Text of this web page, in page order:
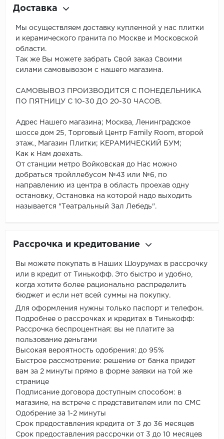
Доставка
Мы осуществляем доставку купленной у нас плитки
и керамического гранита по Москве и Московской
области.
Так же Вы можете забрать Свой заказ Своими
силами самовывозом с нашего магазина.
САМОВЫВОЗ ПРОИЗВОДИТСЯ С ПОНЕДЕЛЬНИКА
ПО ПЯТНИЦУ С 10-30 ДО 20-30 ЧАСОВ.
Адрес Нашего магазина; Москва, Ленинградское
шоссе дом 25, Торговый Центр Family Room, второй
этаж., Магазин Плитки; КЕРАМИЧЕСКИЙ БУМ;
Как к Нам доехать.
От станции метро Войковская до Нас можно
добраться тройллебусом №43 или №6, по
направлению из центра в область проехав одну
остановку, Остановка на которой надо выходить
называется "Театральный Зал Лебедь".
Рассрочка и кредитование
Вы можете покупать в Наших Шоурумах в рассрочку
или в кредит от Тинькофф. Это быстро и удобно,
когда хотите более рационально распределить
бюджет и если нет всей суммы на покупку.
Для оформления нужны только паспорт и телефон.
Подробнее о рассрочках и кредитах в Тинькофф:
Рассрочка беспроцентная: вы не платите за
пользование деньгами
Высокая вероятность одобрения: до 95%
Быстрое рассмотрение: решение от банка придет
вам за 2 минуты прямо в форме заявки на той же
странице
Подписание договора доступным способом: в
магазине, на встрече с представителем или по СМС
Одобрение за 1-2 минуты
Срок предоставления кредита от 3 до 36 месяцев
Срок предоставления рассрочки от 3 до 10 месяцев